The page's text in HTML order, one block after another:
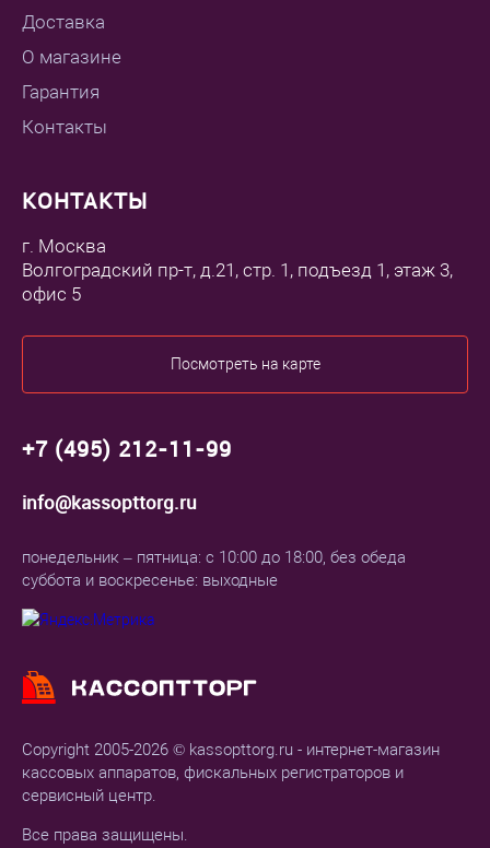
Доставка
О магазине
Гарантия
Контакты
Copyright 2005-2026 © kassopttorg.ru - интернет-магазин
кассовых аппаратов, фискальных регистраторов и
сервисный центр.
Все права защищены.
КОНТАКТЫ
г. Москва
Волгоградский пр-т, д.21, стр. 1, подъезд 1, этаж 3,
офис 5
Посмотреть на карте
+7 (495) 212-11-99
info@kassopttorg.ru
понедельник – пятница: с 10:00 до 18:00, без обеда
суббота и воскресенье: выходные